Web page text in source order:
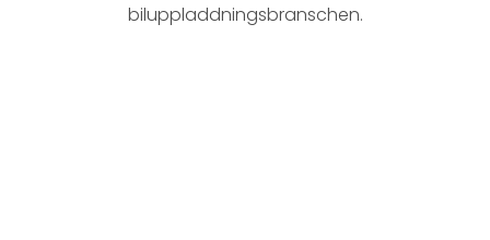
biluppladdningsbranschen.